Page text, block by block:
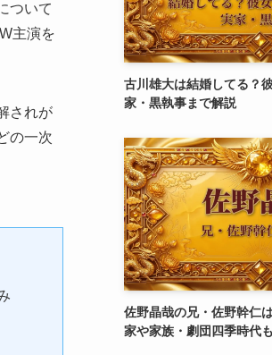
ついて
主演を
されが
の一次
古川雄大は結婚してる？
家・黒執事まで解説
佐野晶哉の兄・佐野幹仁
家や家族・劇団四季時代